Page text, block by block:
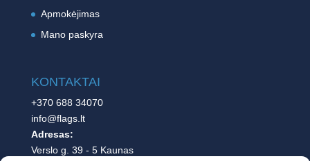
Apmokėjimas
Mano paskyra
KONTAKTAI
+370 688 34070
info@flags.lt
Adresas:
Verslo g. 39 - 5 Kaunas